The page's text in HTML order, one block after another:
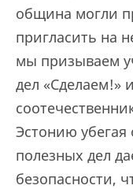
община могли
пригласить на
мы призываем
дел «Сделаем!»
Эстонию
полезных дел
безопасности,